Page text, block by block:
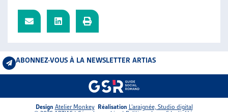
ABONNEZ-VOUS À LA NEWSLETTER ARTIAS
Design Atelier Monkey Réalisation L’araignée, Studio digital